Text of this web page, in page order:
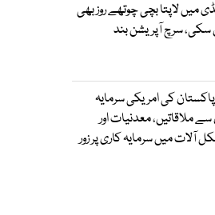
میں لاپتا بچی چوتھے روز بھی
سکی، سرچ آپریشن بند
کی امریکی سرمایہ
سے ملاقاتیں، معدنیات اور
آلات میں سرمایہ کاری پر زور